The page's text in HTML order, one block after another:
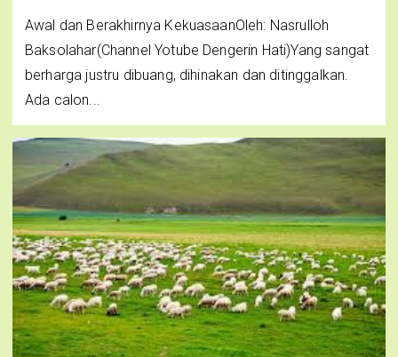
Awal dan Berakhirnya KekuasaanOleh: Nasrulloh
Baksolahar(Channel Yotube Dengerin Hati)Yang sangat
berharga justru dibuang, dihinakan dan ditinggalkan.
Ada calon...